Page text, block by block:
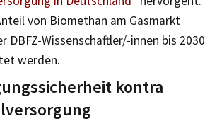
von Biomethan am Gasmarkt
DBFZ-Wissenschaftler/-innen bis 2030
werden.
kontra